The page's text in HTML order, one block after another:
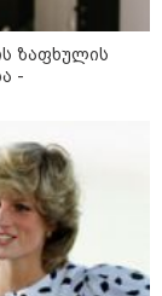
ნაწილი, 5-
ზომის
ადამიანს
ფიგურა,
გადაღებულ
ზაფხულის
-